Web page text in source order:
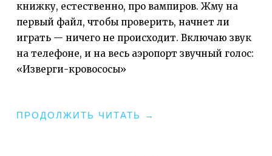
книжку, естественно, про вампиров. Жму на
первый файл, чтобы проверить, начнет ли
играть — ничего не происходит. Включаю звук
на телефоне, и на весь аэропорт звучный голос:
«Изверги-кровососы»
ПРОДОЛЖИТЬ ЧИТАТЬ
"ПО
→